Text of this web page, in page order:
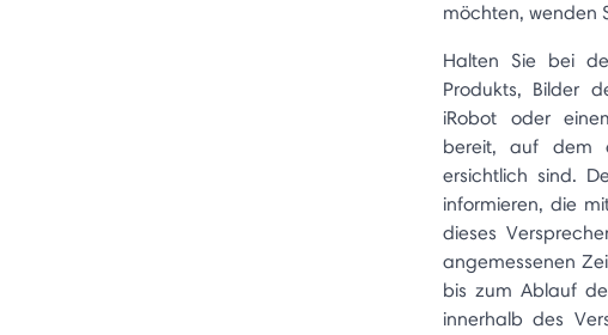
möchten, wenden
Halten Sie bei
Produkts, Bilder
iRobot oder
bereit, auf dem
ersichtlich sind.
informieren, die
dieses
angemessenen
bis zum Ablauf
innerhalb des